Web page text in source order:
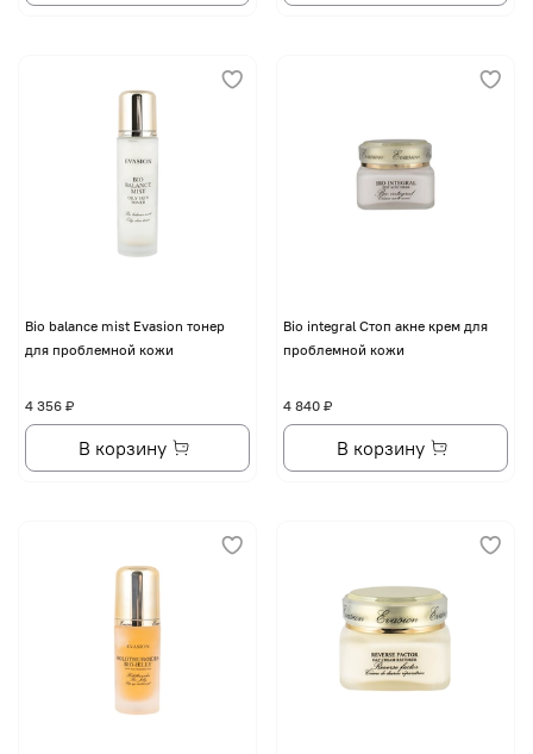
Bio balance mist Evasion тонер
для проблемной кожи
4 356 ₽
В корзину
Bio integral Стоп акне крем для
проблемной кожи
4 840 ₽
В корзину